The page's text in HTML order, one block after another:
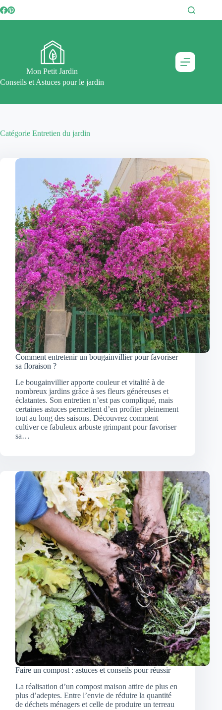
au
contenu
Mon Petit Jardin
Conseils et Astuces pour le jardin
Catégorie Entretien du jardin
Comment entretenir un bougainvillier pour favoriser
sa floraison ?
Le bougainvillier apporte couleur et vitalité à de
nombreux jardins grâce à ses fleurs généreuses et
éclatantes. Son entretien n’est pas compliqué, mais
certaines astuces permettent d’en profiter pleinement
tout au long des saisons. Découvrez comment
cultiver ce fabuleux arbuste grimpant pour favoriser
sa…
Faire un compost : astuces et conseils pour réussir
La réalisation d’un compost maison attire de plus en
plus d’adeptes. Entre l’envie de réduire la quantité
de déchets ménagers et celle de produire un terreau